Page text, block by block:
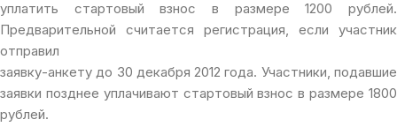
уплатить стартовый взнос в размере 1200 рублей.
Предварительной считается регистрация, если участник
отправил
заявку-анкету до 30 декабря 2012 года. Участники, подавшие
заявки позднее уплачивают стартовый взнос в размере 1800
рублей.